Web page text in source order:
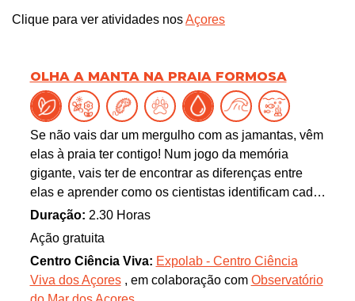
OLHA A MANTA NA PRAIA FORMOSA
Se não vais dar um mergulho com as jamantas, vêm
elas à praia ter contigo! Num jogo da memória
gigante, vais ter de encontrar as diferenças entre
elas e aprender como os cientistas identificam cada
jamanta para descobrir as suas rotas migratórias.
Duração: 2.30 Horas
Ação gratuita
Centro Ciência Viva: Expolab - Centro Ciência
Viva dos Açores, em colaboração com Observatório
Clique para ver atividades nosAçores